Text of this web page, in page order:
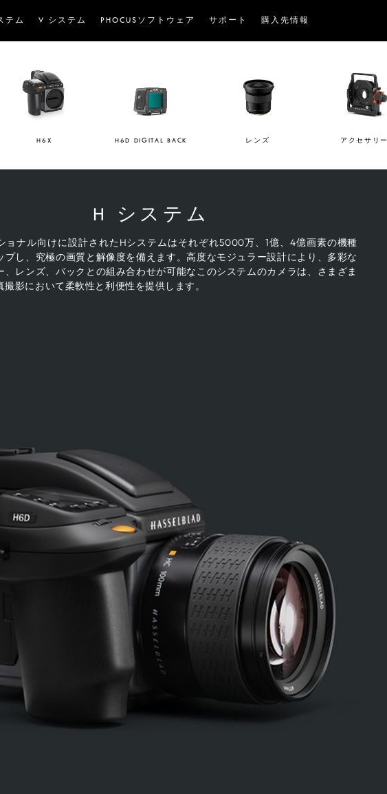
テム V システム PHOCUSソフトウェア サポート 購入先情報
H6X H6D DIGITAL BACK レンズ アクセサリー
H システム
ョナル向けに設計されたHシステムはそれぞれ5000万、1億、4億画素の機種
プし、究極の画質と解像度を備えます。高度なモジュラー設計により、多彩な
、レンズ、バックとの組み合わせが可能なこのシステムのカメラは、さまざま
撮影において柔軟性と利便性を提供します。